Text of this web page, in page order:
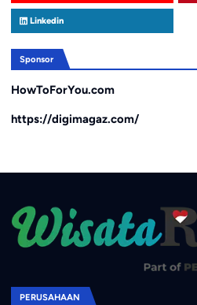
Linkedin
Sponsor
HowToForYou.com
https://digimagaz.com/
PERUSAHAAN